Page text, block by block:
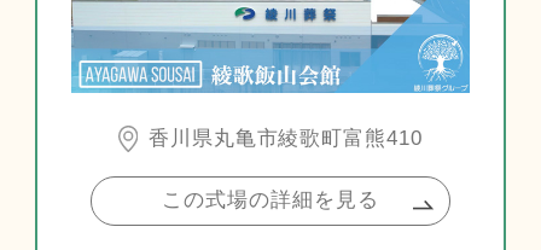
香川県丸亀市綾歌町富熊410
この式場の詳細を見る